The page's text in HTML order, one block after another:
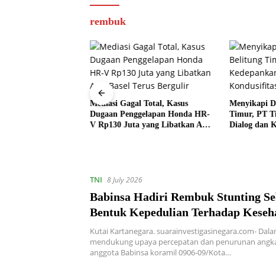
rembuk
Mediasi Gagal Total, Kasus
Dugaan Penggelapan Honda HR-
V Rp130 Juta yang Libatkan ASN
Menyikapi
Timur, PT
Dialog dan
TNI 8 July 2026
Babinsa Hadiri Rembuk Stunting
Bentuk Kepedulian Terhadap
Masyarakat Di Wilayah Binaan
Kutai Kartanegara. suarainvestigasinegara.com-
mendukung upaya percepatan dan penurunan
anggota Babinsa koramil 0906-09/Kota…